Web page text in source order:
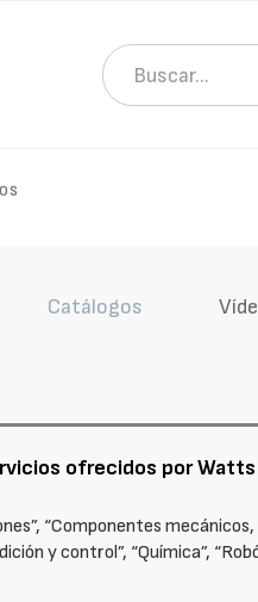
Catálogos
ofrecidos por
“Componentes
y control”, “Química”,